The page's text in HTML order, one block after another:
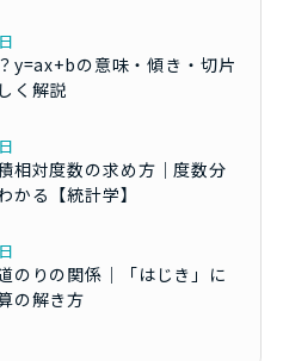
y=ax+bの意味・傾き・切片
く解説
相対度数の求め方｜度数分
かる【統計学】
のりの関係｜「はじき」に
の解き方